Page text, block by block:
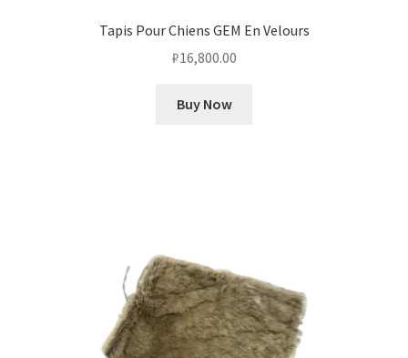
Tapis Pour Chiens GEM En Velours
₽16,800.00
Buy Now